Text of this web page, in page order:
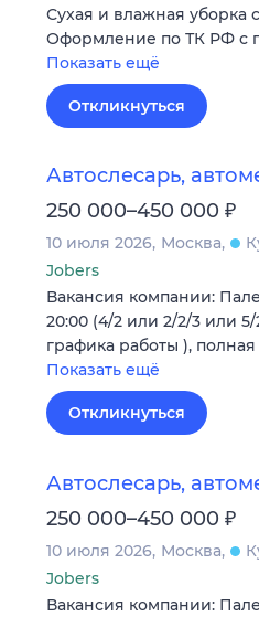
Сухая и влажная уборка
Оформление по ТК РФ с
Показать ещё
Откликнуться
Автослесарь,
250 000–450 000 ₽
10 июля 2026 Москва
Jobers
Вакансия компании:
20:00 (4/2 или 2/2/3 или
графика работы ),
Показать ещё
Откликнуться
Автослесарь,
250 000–450 000 ₽
10 июля 2026 Москва
Jobers
Вакансия компании: